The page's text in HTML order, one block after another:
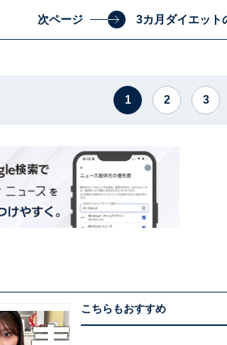
次ページ 3カ月ダイエット
1 2 3
こちらもおすすめ